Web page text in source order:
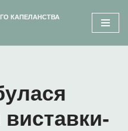
КАПЕЛАНСТВА
виставки-